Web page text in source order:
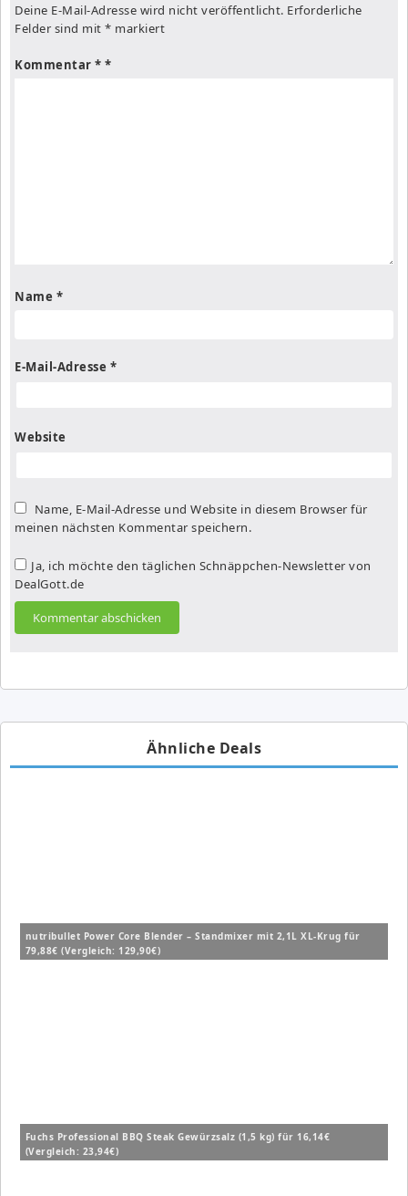
Deine E-Mail-Adresse wird nicht veröffentlicht. Erforderliche
Felder sind mit * markiert
Kommentar *
Name *
E-Mail-Adresse *
Website
Name, E-Mail-Adresse und Website in diesem Browser für
meinen nächsten Kommentar speichern.
Ja, ich möchte den täglichen Schnäppchen-Newsletter von
DealGott.de
Ähnliche Deals
nutribullet Power Core Blender – Standmixer mit 2,1L XL-Krug für
79,88€ (Vergleich: 129,90€)
Fuchs Professional BBQ Steak Gewürzsalz (1,5 kg) für 16,14€
(Vergleich: 23,94€)